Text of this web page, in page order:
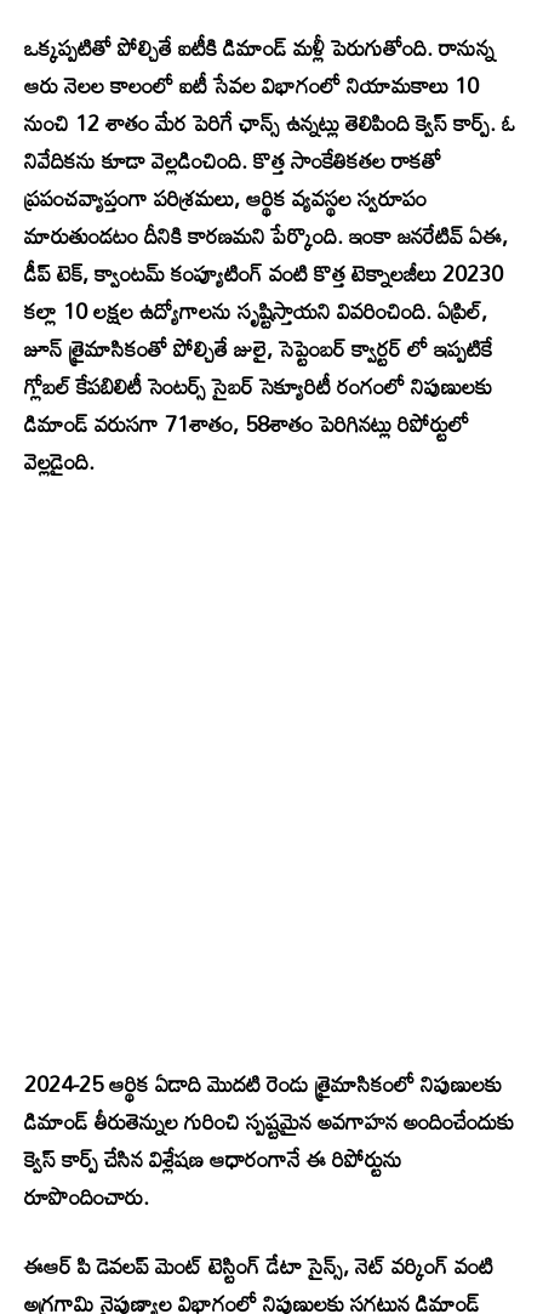
ఒక్కప్పటితో పోల్చితే ఐటీకి డిమాండ్ మళ్లీ పెరుగుతోంది. రానున్న
ఆరు నెలల కాలంలో ఐటీ సేవల విభాగంలో నియామకాలు 10
నుంచి 12 శాతం మేర పెరిగే ఛాన్స్ ఉన్నట్లు తెలిపింది క్వెస్ కార్ప్. ఓ
నివేదికను కూడా వెల్లడించింది. కొత్త సాంకేతికతల రాకతో
ప్రపంచవ్యాప్తంగా పరిశ్రమలు, ఆర్థిక వ్యవస్థల స్వరూపం
మారుతుండటం దీనికి కారణమని పేర్కొంది. ఇంకా జనరేటివ్ ఏఈ,
డీప్ టెక్, క్వాంటమ్ కంప్యూటింగ్ వంటి కొత్త టెక్నాలజీలు 20230
కల్లా 10 లక్షల ఉద్యోగాలను సృష్టిస్తాయని వివరించింది. ఏప్రిల్,
జూన్ త్రైమాసికంతో పోల్చితే జులై, సెప్టెంబర్ క్వార్టర్ లో ఇప్పటికే
గ్లోబల్ కేపబిలిటీ సెంటర్స్ సైబర్ సెక్యూరిటీ రంగంలో నిపుణులకు
డిమాండ్ వరుసగా 71శాతం, 58శాతం పెరిగినట్లు రిపోర్టులో
వెల్లడైంది.
2024-25 ఆర్థిక ఏడాది మొదటి రెండు త్రైమాసికంలో నిపుణులకు
డిమాండ్ తీరుతెన్నుల గురించి స్పష్టమైన అవగాహన అందించేందుకు
క్వెస్ కార్ప్ చేసిన విశ్లేషణ ఆధారంగానే ఈ రిపోర్టును
రూపొందించారు.
ఈఆర్ పి డెవలప్ మెంట్ టెస్టింగ్ డేటా సైన్స్, నెట్ వర్కింగ్ వంటి
అగ్రగామి నైపుణ్యాల విభాగంలో నిపుణులకు సగటున డిమాండ్